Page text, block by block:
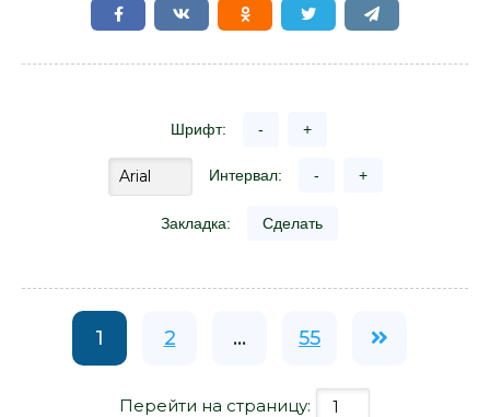
Шрифт: - +
Интервал: - +
Закладка: Сделать
1 2 ... 55
Перейти на страницу: